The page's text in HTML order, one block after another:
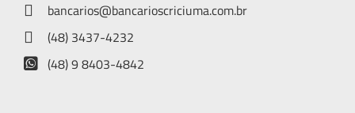
bancarios@bancarioscriciuma.com.br
(48) 3437-4232
(48) 9 8403-4842